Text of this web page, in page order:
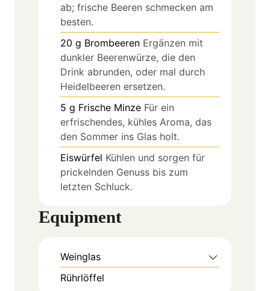
ab; frische Beeren schmecken am
besten.
20 g Brombeeren Ergänzen mit
dunkler Beerenwürze, die den
Drink abrunden, oder mal durch
Heidelbeeren ersetzen.
5 g Frische Minze Für ein
erfrischendes, kühles Aroma, das
den Sommer ins Glas holt.
Eiswürfel Kühlen und sorgen für
prickelnden Genuss bis zum
letzten Schluck.
Equipment
Weinglas
Rührlöffel